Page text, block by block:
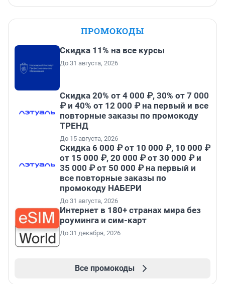
ПРОМОКОДЫ
Скидка 11% на все курсы
До 31 августа, 2026
Скидка 20% от 4 000 ₽, 30% от 7 000
₽ и 40% от 12 000 ₽ на первый и все
повторные заказы по промокоду
ТРЕНД
До 15 августа, 2026
Скидка 6 000 ₽ от 10 000 ₽, 10 000 ₽
от 15 000 ₽, 20 000 ₽ от 30 000 ₽ и
35 000 ₽ от 50 000 ₽ на первый и
все повторные заказы по
промокоду НАБЕРИ
До 31 августа, 2026
Интернет в 180+ странах мира без
роуминга и сим-карт
До 31 декабря, 2026
Все промокоды